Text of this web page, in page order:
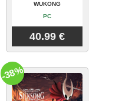
WUKONG
PC
40.99 €
-38%